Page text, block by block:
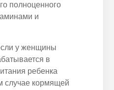
полноценного
и
у женщины
в
ребенка
случае кормящей